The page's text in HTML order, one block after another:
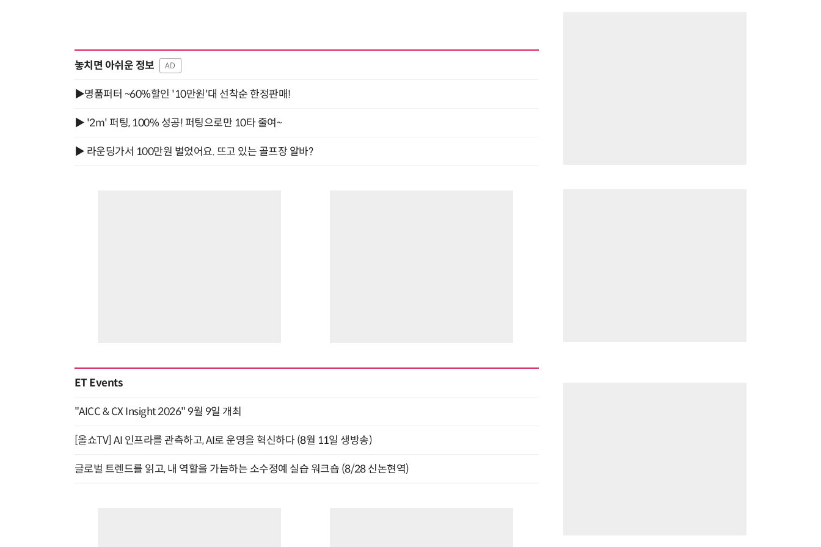
놓치면 아쉬운 정보 AD
▶명품퍼터 ~60%할인 '10만원'대 선착순 한정판매!
▶ '2m' 퍼팅, 100% 성공! 퍼팅으로만 10타 줄여~
▶ 라운딩가서 100만원 벌었어요. 뜨고 있는 골프장 알바?
ET Events
"AICC & CX Insight 2026" 9월 9일 개최
[올쇼TV] AI 인프라를 관측하고, AI로 운영을 혁신하다 (8월 11일 생방송)
글로벌 트렌드를 읽고, 내 역할을 가늠하는 소수정예 실습 워크숍 (8/28 신논현역)